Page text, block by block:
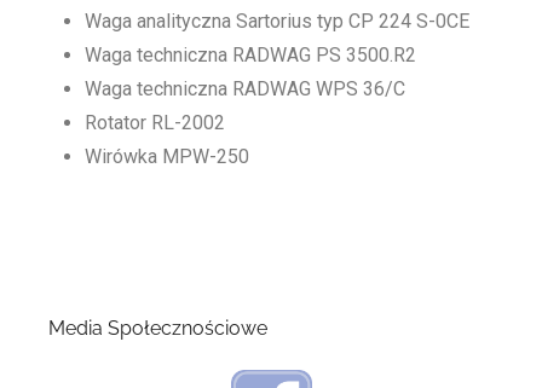
Waga analityczna Sartorius typ CP 224 S-0CE
Waga techniczna RADWAG PS 3500.R2
Waga techniczna RADWAG WPS 36/C
Rotator RL-2002
Wirówka MPW-250
Media Społecznościowe